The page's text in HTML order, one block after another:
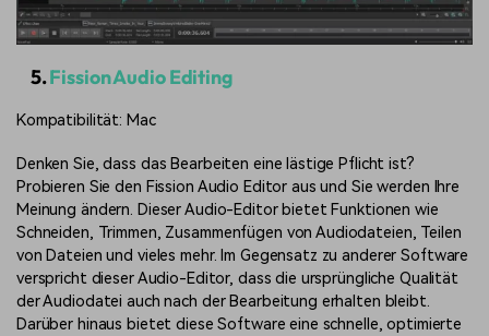
5.Fission Audio Editing
Kompatibilität: Mac
Denken Sie, dass das Bearbeiten eine lästige Pflicht ist?
Probieren Sie den Fission Audio Editor aus und Sie werden Ihre
Meinung ändern. Dieser Audio-Editor bietet Funktionen wie
Schneiden, Trimmen, Zusammenfügen von Audiodateien, Teilen
von Dateien und vieles mehr. Im Gegensatz zu anderer Software
verspricht dieser Audio-Editor, dass die ursprüngliche Qualität
der Audiodatei auch nach der Bearbeitung erhalten bleibt.
Darüber hinaus bietet diese Software eine schnelle, optimierte